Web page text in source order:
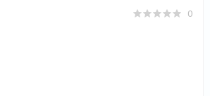
0